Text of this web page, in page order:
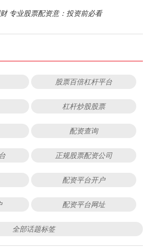
专业股票配资意：投资前必看
股票百倍杠杆平台
杠杆炒股股票
配资查询
正规股票配资公司
配资平台开户
配资平台网址
全部话题标签